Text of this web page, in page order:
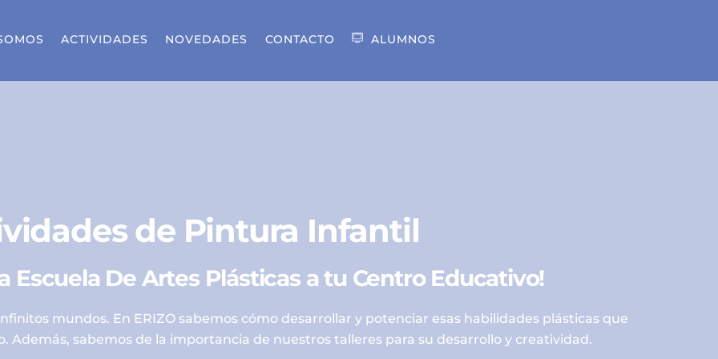
ACTIVIDADES NOVEDADES CONTACTO ALUMNOS
de Pintura Infantil
Escuela De Artes Plásticas a tu Centro Educativo!
mundos. En ERIZO sabemos cómo desarrollar y potenciar esas habilidades plásticas que
Además, sabemos de la importancia de nuestros talleres para su desarrollo y creatividad.